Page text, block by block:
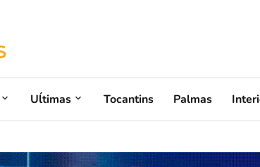
Uĺtimas Tocantins Palmas